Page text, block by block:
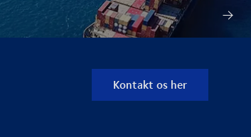
Kontakt os her